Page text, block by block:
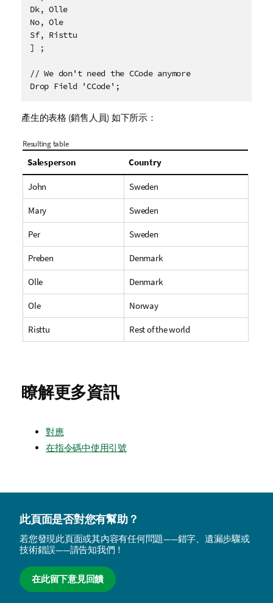
Dk, Olle
No, Ole
Sf, Risttu
] ;
// We don't need the CCode anymore
Drop Field 'CCode';
產生的表格 (銷售人員) 如下所示：
Resulting table
Salesperson Country
John Sweden
Mary Sweden
Per Sweden
Preben Denmark
Olle Denmark
Ole Norway
Risttu Rest of the world
瞭解更多資訊
對應
在指令碼中使用引號
此頁面是否對您有幫助？
若您發現此頁面或其內容有任何問題——錯字、遺漏步驟或
技術錯誤——請告知我們！
在此留下意見回饋